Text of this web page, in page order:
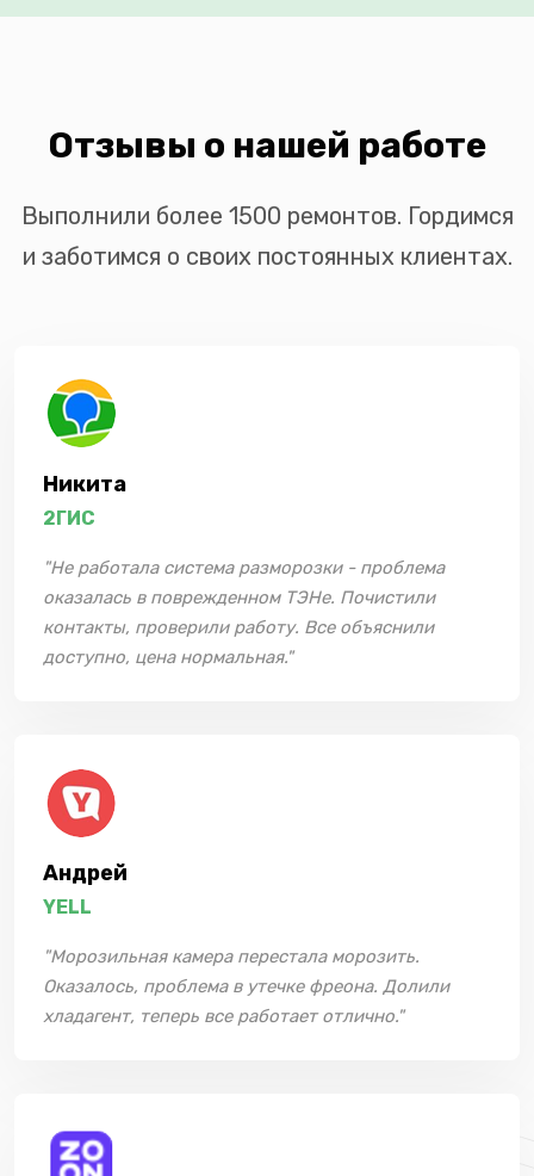
Отзывы о нашей работе
Выполнили более 1500 ремонтов. Гордимся
и заботимся о своих постоянных клиентах.
Никита
2ГИС
"Не работала система разморозки - проблема
оказалась в поврежденном ТЭНе. Почистили
контакты, проверили работу. Все объяснили
доступно, цена нормальная."
Андрей
YELL
"Морозильная камера перестала морозить.
Оказалось, проблема в утечке фреона. Долили
хладагент, теперь все работает отлично."